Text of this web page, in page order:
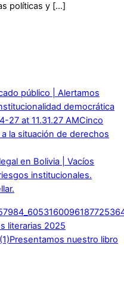
políticas y […]
público | Alertamos
democrática
Cinco
la situación de derechos
en Bolivia | Vacíos
institucionales.
literarias 2025
Presentamos nuestro libro